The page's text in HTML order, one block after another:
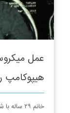
عمل
خانم ۲۹